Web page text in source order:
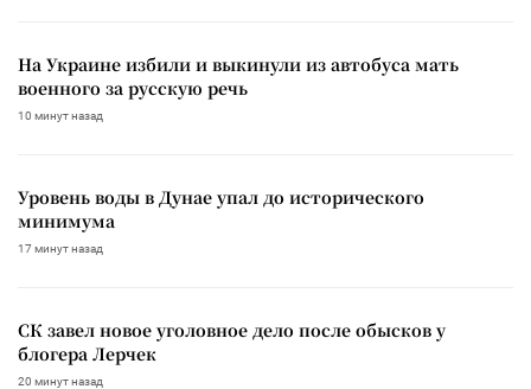
На Украине избили и выкинули из автобуса мать
военного за русскую речь
10 минут назад
Уровень воды в Дунае упал до исторического
минимума
17 минут назад
СК завел новое уголовное дело после обысков у
блогера Лерчек
20 минут назад